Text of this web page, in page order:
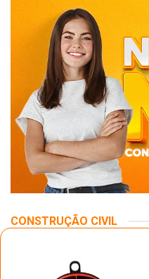
CONSTRUÇÃO CIVIL